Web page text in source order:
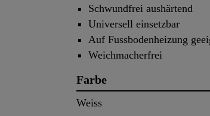
Schwundfrei aushärtend
Universell einsetzbar
Auf Fussbodenheizung
Weichmacherfrei
Farbe
Weiss